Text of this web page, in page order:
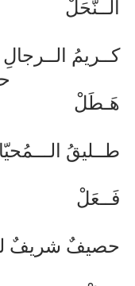
الــنَّحَلْ
كــريمُ
حــميدُ
هَـطَلْ
طــليقُ
عــلا
فَــعَلْ
حصيفٌ شريفٌ
ولــمْ